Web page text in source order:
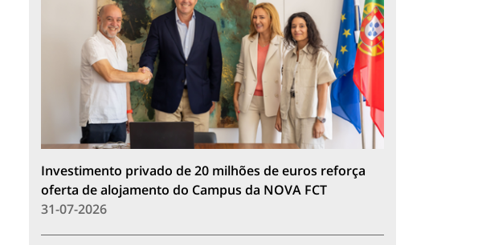
Investimento privado de 20 milhões de euros reforça
oferta de alojamento do Campus da NOVA FCT
31-07-2026